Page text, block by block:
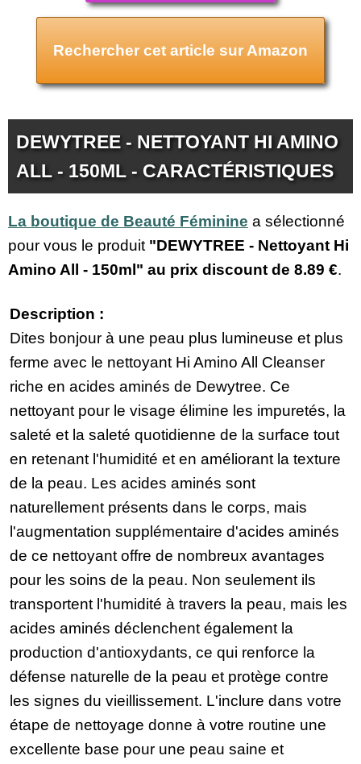
Rechercher cet article sur Amazon
DEWYTREE - NETTOYANT HI AMINO
ALL - 150ML - CARACTÉRISTIQUES
La boutique de Beauté Féminine a sélectionné
pour vous le produit "DEWYTREE - Nettoyant Hi
Amino All - 150ml" au prix discount de 8.89 €.
Description :
Dites bonjour à une peau plus lumineuse et plus
ferme avec le nettoyant Hi Amino All Cleanser
riche en acides aminés de Dewytree. Ce
nettoyant pour le visage élimine les impuretés, la
saleté et la saleté quotidienne de la surface tout
en retenant l'humidité et en améliorant la texture
de la peau. Les acides aminés sont
naturellement présents dans le corps, mais
l'augmentation supplémentaire d'acides aminés
de ce nettoyant offre de nombreux avantages
pour les soins de la peau. Non seulement ils
transportent l'humidité à travers la peau, mais les
acides aminés déclenchent également la
production d'antioxydants, ce qui renforce la
défense naturelle de la peau et protège contre
les signes du vieillissement. L'inclure dans votre
étape de nettoyage donne à votre routine une
excellente base pour une peau saine et